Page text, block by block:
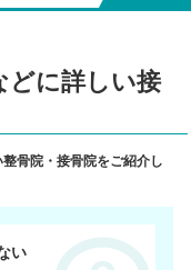
どに詳しい接
骨院・接骨院をご紹介し
い